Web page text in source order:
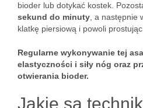
bioder lub dotykać kostek.
sekund do minuty , a następnie
klatkę piersiową i powoli prostując
Regularne wykonywanie tej
elastyczności i siły nóg oraz
otwierania bioder.
Jakie są